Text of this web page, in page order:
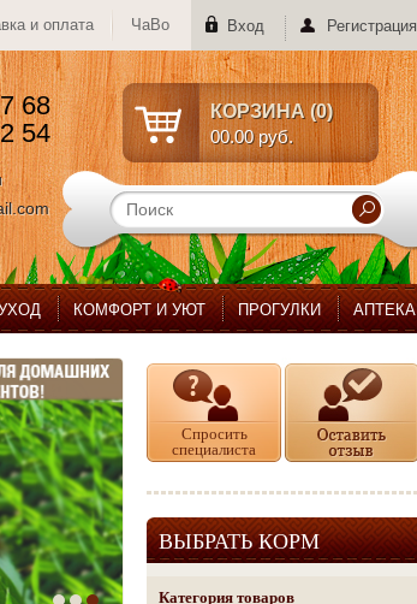
Вход Регистрация
и оплата ЧаВо
КОРЗИНА (0)
00.00 руб.
68
54
КОМФОРТ И УЮТ ПРОГУЛКИ АПТЕКА
Спросить
специалиста
ВЫБРАТЬ КОРМ
Категория товаров